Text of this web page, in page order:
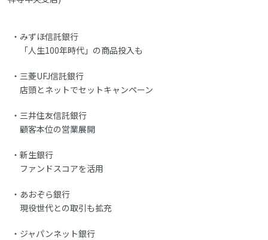
みずほ信託銀行
「人生100年時代」の商品投入も
三菱UFJ信託銀行
店頭とネットでセットキャンペーン
三井住友信託銀行
顧客本位の営業展開
新生銀行
ファンドスコアを活用
あおぞら銀行
現役世代との取引も拡充
ジャパンネット銀行